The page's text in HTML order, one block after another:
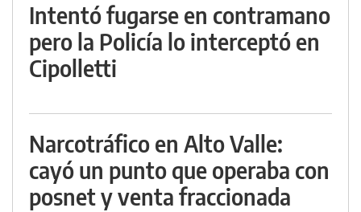
Intentó fugarse en contramano
pero la Policía lo interceptó en
Cipolletti
Narcotráfico en Alto Valle:
cayó un punto que operaba con
posnet y venta fraccionada